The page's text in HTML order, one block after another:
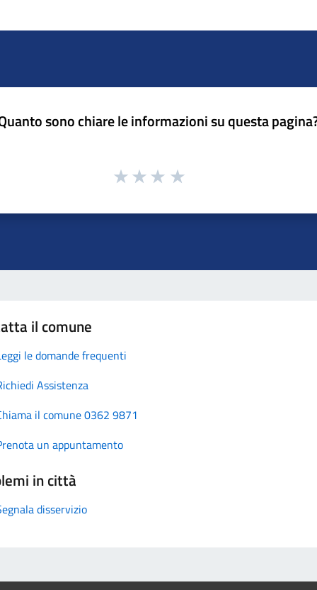
sono chiare le informazioni su questa
il comune
le domande frequenti
Assistenza
il comune 0362 9871
un appuntamento
in città
disservizio